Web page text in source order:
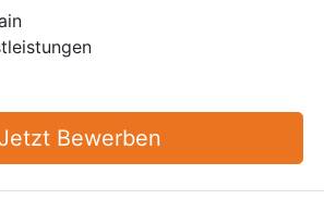
Jetzt Bewerben